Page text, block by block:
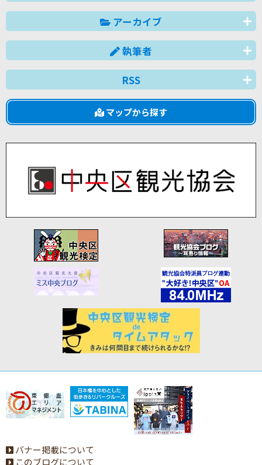
アーカイブ
執筆者
RSS
マップから探す
バナー掲載について
このブログについて